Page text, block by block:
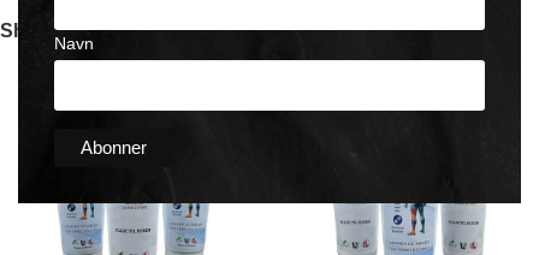
Navn
Show 9 12 24 Filters